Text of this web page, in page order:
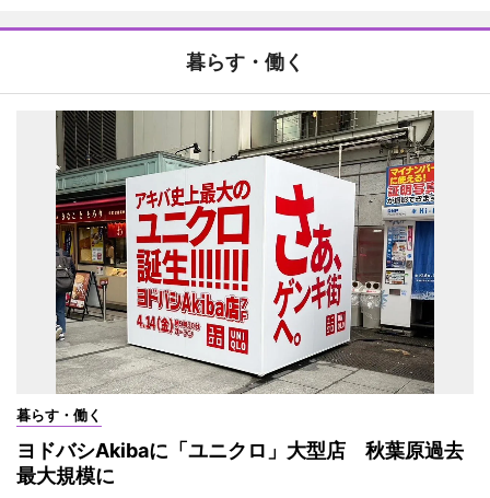
暮らす・働く
暮らす・働く
ヨドバシAkibaに「ユニクロ」大型店 秋葉原過去
最大規模に